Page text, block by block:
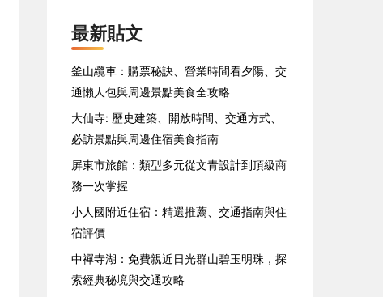
最新貼文
釜山纜車：購票秘訣、營業時間看夕陽、交
通懶人包與周邊景點美食全攻略
大仙寺: 歷史建築、開放時間、交通方式、
必訪景點與周邊住宿美食指南
屏東市旅館：類型多元從文青設計到頂級商
務一次掌握
小人國附近住宿：精選推薦、交通指南與住
宿評價
中禪寺湖：免費親近日光群山碧玉明珠，探
索經典秘境與交通攻略